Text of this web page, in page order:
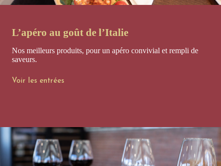
L’apéro au goût de l’Italie
Nos meilleurs produits, pour un apéro convivial et rempli de
saveurs.
Voir les entrées